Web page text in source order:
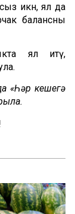
икән, ял да
балансны
ял итү,
«Һәр кешегә